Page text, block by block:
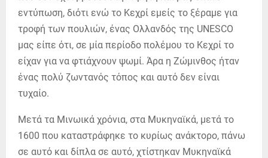
εντύπωση, διότι ενώ το Κεχρί εμείς το ξέραμε για
τροφή των πουλιών, ένας Ολλανδός της UNESCO
μας είπε ότι, σε μία περίοδο πολέμου το Κεχρί το
είχαν για να φτιάχνουν ψωμί. Άρα η Ζώμινθος ήταν
ένας πολύ ζωντανός τόπος και αυτό δεν είναι
τυχαίο.
Μετά τα Μινωικά χρόνια, στα Μυκηναϊκά, μετά το
1600 που καταστράφηκε το κυρίως ανάκτορο, πάνω
σε αυτό και δίπλα σε αυτό, χτίστηκαν Μυκηναϊκά